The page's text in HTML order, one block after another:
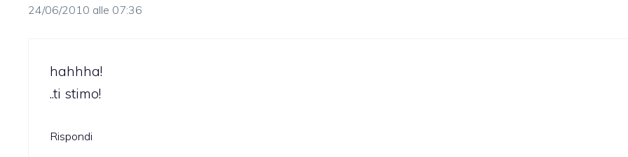
24/06/2010 alle 07:36
hahhha!
..ti stimo!
Rispondi